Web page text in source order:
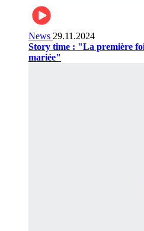
News 29.11.2024
Story time : "La première
mariée"